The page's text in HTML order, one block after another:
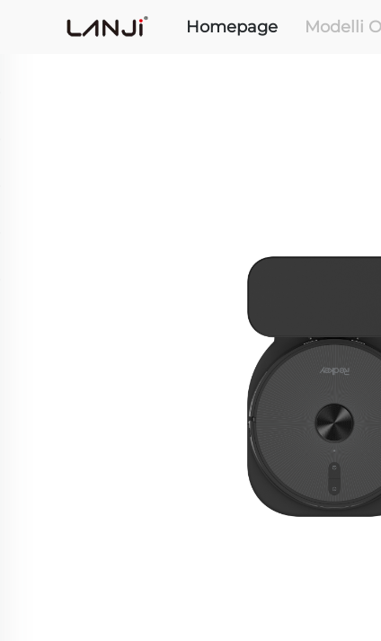
Homepage Modelli